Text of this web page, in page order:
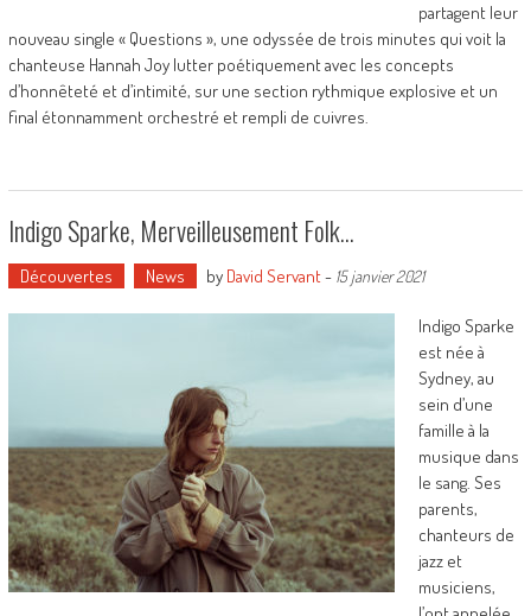
partagent leur
nouveau single « Questions », une odyssée de trois minutes qui voit la
chanteuse Hannah Joy lutter poétiquement avec les concepts
d’honnêteté et d’intimité, sur une section rythmique explosive et un
final étonnamment orchestré et rempli de cuivres.
Indigo Sparke, Merveilleusement Folk…
Découvertes News by David Servant- 15 janvier 2021
Indigo Sparke
est née à
Sydney, au
sein d’une
famille à la
musique dans
le sang. Ses
parents,
chanteurs de
jazz et
musiciens,